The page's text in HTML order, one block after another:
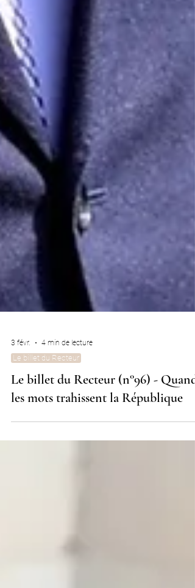
3 févr. 4 min de lecture
Le billet du Recteur
Le billet du Recteur (n°96) - Quand
les mots trahissent la République